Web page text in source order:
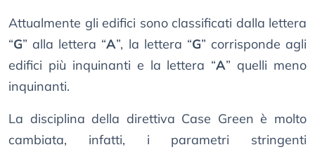
Attualmente gli edifici sono classificati dalla lettera
“G” alla lettera “A”, la lettera “G” corrisponde agli
edifici più inquinanti e la lettera “A” quelli meno
inquinanti.
La disciplina della direttiva Case Green è molto
cambiata, infatti, i parametri stringenti